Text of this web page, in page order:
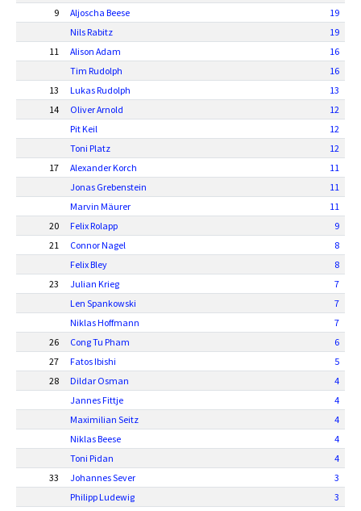
9
Aljoscha Beese
19
Nils Rabitz
19
11
Alison Adam
16
Tim Rudolph
16
13
Lukas Rudolph
13
14
Oliver Arnold
12
Pit Keil
12
Toni Platz
12
17
Alexander Korch
11
Jonas Grebenstein
11
Marvin Mäurer
11
20
Felix Rolapp
9
21
Connor Nagel
8
Felix Bley
8
23
Julian Krieg
7
Len Spankowski
7
Niklas Hoffmann
7
26
Cong Tu Pham
6
27
Fatos Ibishi
5
28
Dildar Osman
4
Jannes Fittje
4
Maximilian Seitz
4
Niklas Beese
4
Toni Pidan
4
33
Johannes Sever
3
Philipp Ludewig
3